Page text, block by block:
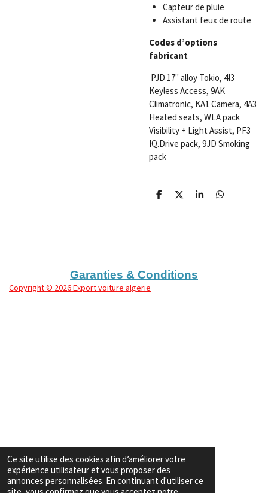
Ce site utilise des cookies afin d’améliorer votre
expérience utilisateur et vous proposer des
annonces personnalisées. En continuant d'utiliser ce
Capteur de pluie
Assistant feux de route
Codes d’options
fabricant
PJD 17" alloy Tokio, 4I3
Keyless Access, 9AK
Climatronic, KA1 Camera, 4A3
Heated seats, WLA pack
Visibility + Light Assist, PF3
IQ.Drive pack, 9JD Smoking
pack
P
P
P
P
Garanties & Conditions
Copyright© 2026 Export voiture algerie